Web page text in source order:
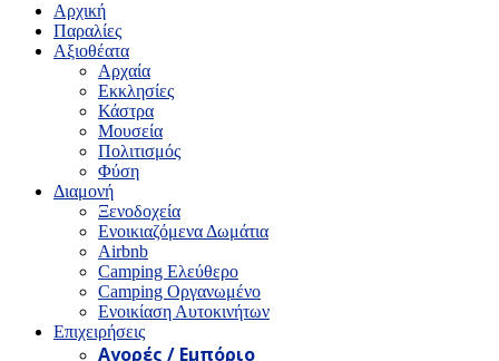
Αρχική
Παραλίες
Αξιοθέατα
Αρχαία
Εκκλησίες
Κάστρα
Μουσεία
Πολιτισμός
Φύση
Διαμονή
Ξενοδοχεία
Ενοικιαζόμενα Δωμάτια
Airbnb
Camping Ελεύθερο
Camping Οργανωμένο
Ενοικίαση Αυτοκινήτων
Επιχειρήσεις
Αγορές / Εμπόριο